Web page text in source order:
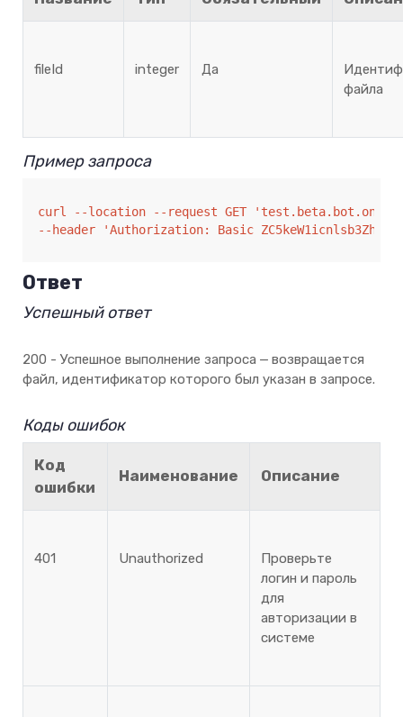
fileId integer Да
файла
Пример запроса
curl --location --request GET
--header 'Authorization: Basic
Ответ
Успешный ответ
200 - Успешное выполнение запроса — возвращается
файл, идентификатор которого был указан в запросe.
Коды ошибок
Код
ошибки
Наименование Описание
401 Unauthorized
Проверьте
логин и пароль
для
авторизации в
системе